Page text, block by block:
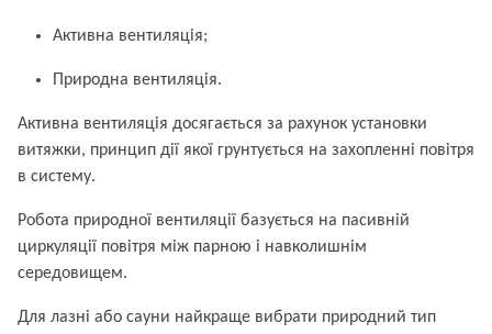
Активна вентиляція;
Природна вентиляція.
Активна вентиляція досягається за рахунок установки
витяжки, принцип дії якої грунтується на захопленні повітря
в систему.
Робота природної вентиляції базується на пасивній
циркуляції повітря між парною і навколишнім
середовищем.
Для лазні або сауни найкраще вибрати природний тип